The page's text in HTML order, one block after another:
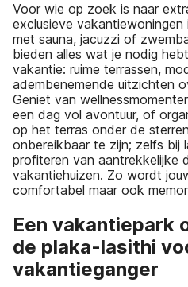
Voor wie op zoek is naar
exclusieve vakantiewoningen
met sauna, jacuzzi of
bieden alles wat je nodig
vakantie: ruime terrassen,
adembenemende uitzichten
Geniet van
een dag vol avontuur, of
op het terras onder de
onbereikbaar te zijn; zelfs bij
profiteren van aantrekkelijke
vakantiehuizen. Zo wordt
comfortabel maar ook
Een vakantiepark
de plaka-lasithi
vakantieganger